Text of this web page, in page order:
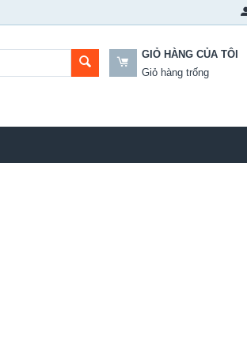
GIỎ HÀNG CỦA TÔI
Giỏ hàng trống